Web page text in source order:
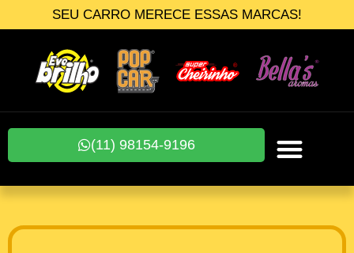
SEU CARRO MERECE ESSAS MARCAS!
(11) 98154-9196